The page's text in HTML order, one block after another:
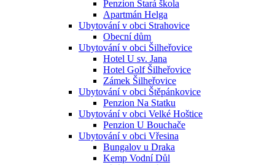
Penzion Stará škola
Apartmán Helga
Ubytování v obci Strahovice
Obecní dům
Ubytování v obci Šilheřovice
Hotel U sv. Jana
Hotel Golf Šilheřovice
Zámek Šilheřovice
Ubytování v obci Štěpánkovice
Penzion Na Statku
Ubytování v obci Velké Hoštice
Penzion U Bouchače
Ubytování v obci Vřesina
Bungalov u Draka
Kemp Vodní Důl